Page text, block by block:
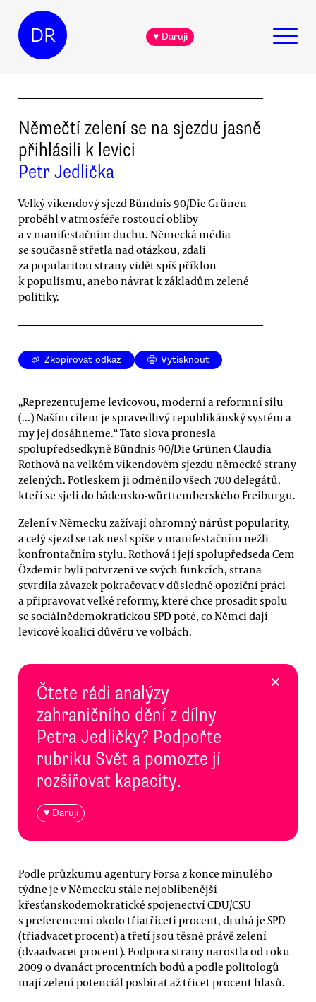
DR ♥ Daruji
Němečtí zelení se na sjezdu jasně
přihlásili k levici
Petr Jedlička
Velký víkendový sjezd Bündnis 90/Die Grünen
proběhl v atmosféře rostoucí obliby
a v manifestačním duchu. Německá média
se současně střetla nad otázkou, zdali
za popularitou strany vidět spíš příklon
k populismu, anebo návrat k základům zelené
politiky.
Zkopírovat odkaz Vytisknout
„Reprezentujeme levicovou, moderní a reformní sílu
(...) Naším cílem je spravedlivý republikánský systém a
my jej dosáhneme.“ Tato slova pronesla
spolupředsedkyně Bündnis 90/Die Grünen Claudia
Rothová na velkém víkendovém sjezdu německé strany
zelených. Potleskem ji odměnilo všech 700 delegátů,
kteří se sjeli do bádensko-württemberského Freiburgu.
Zelení v Německu zažívají ohromný nárůst popularity,
a celý sjezd se tak nesl spíše v manifestačním nežli
konfrontačním stylu. Rothová i její spolupředseda Cem
Özdemir byli potvrzeni ve svých funkcích, strana
stvrdila závazek pokračovat v důsledné opoziční práci
a připravovat velké reformy, které chce prosadit spolu
se sociálnědemokratickou SPD poté, co Němci dají
levicové koalici důvěru ve volbách.
Čtete rádi analýzy
zahraničního dění z dílny
Petra Jedličky? Podpořte
rubriku Svět a pomozte jí
rozšiřovat kapacity.
♥ Daruji
×
Podle průzkumu agentury Forsa z konce minulého
týdne je v Německu stále nejoblíbenější
křesťanskodemokratické spojenectví CDU/CSU
s preferencemi okolo třiatřiceti procent, druhá je SPD
(třiadvacet procent) a třetí jsou těsně právě zelení
(dvaadvacet procent). Podpora strany narostla od roku
2009 o dvanáct procentních bodů a podle politologů
mají zelení potenciál posbírat až třicet procent hlasů.